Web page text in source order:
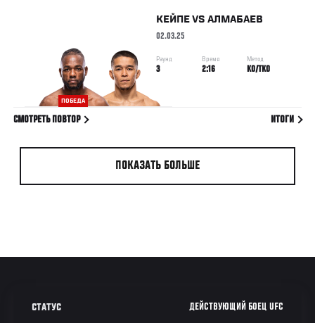
ПОБЕДА
КЕЙПЕ VS АЛМАБАЕВ
02.03.25
Раунд
3
Время
2:16
Метод
KO/TKO
СМОТРЕТЬ ПОВТОР ИТОГИ
ПОКАЗАТЬ БОЛЬШЕ
СТАТУС ДЕЙСТВУЮЩИЙ БОЕЦ UFC